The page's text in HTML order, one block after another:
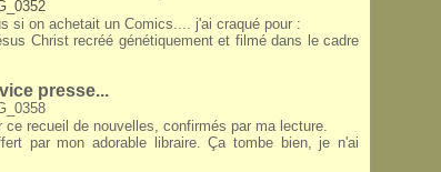
si on achetait un Comics.... j'ai craqué pour :
Christ recréé génétiquement et filmé dans le cadre
presse...
ce recueil de nouvelles, confirmés par ma lecture.
par mon adorable libraire. Ça tombe bien, je n'ai